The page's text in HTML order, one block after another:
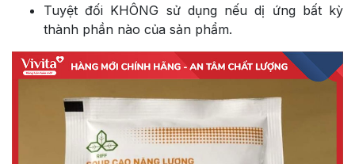
Tuyệt đối KHÔNG sử dụng nếu dị ứng bất kỳ
thành phần nào của sản phẩm.